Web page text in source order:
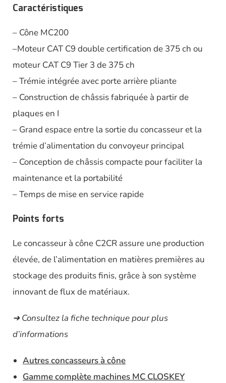
Caractéristiques
– Cône MC200
–Moteur CAT C9 double certification de 375 ch ou
moteur CAT C9 Tier 3 de 375 ch
– Trémie intégrée avec porte arrière pliante
– Construction de châssis fabriquée à partir de
plaques en I
– Grand espace entre la sortie du concasseur et la
trémie d’alimentation du convoyeur principal
– Conception de châssis compacte pour faciliter la
maintenance et la portabilité
– Temps de mise en service rapide
Points forts
Le concasseur à cône C2CR assure une production
élevée, de l’alimentation en matières premières au
stockage des produits finis, grâce à son système
innovant de flux de matériaux.
➜ Consultez la fiche technique pour plus
d’informations
Autres concasseurs à cône
Gamme complète machines MC CLOSKEY